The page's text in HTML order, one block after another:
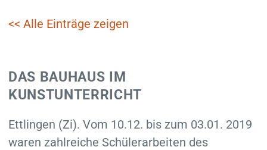
<< Alle Einträge zeigen
DAS BAUHAUS IM
KUNSTUNTERRICHT
Ettlingen (Zi). Vom 10.12. bis zum 03.01. 2019
waren zahlreiche Schülerarbeiten des